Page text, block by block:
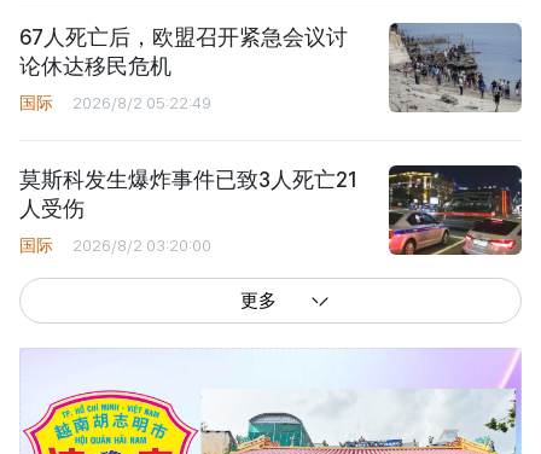
67人死亡后，欧盟召开紧急会议讨
论休达移民危机
国际 2026/8/2 05:22:49
莫斯科发生爆炸事件已致3人死亡21
人受伤
国际 2026/8/2 03:20:00
更多